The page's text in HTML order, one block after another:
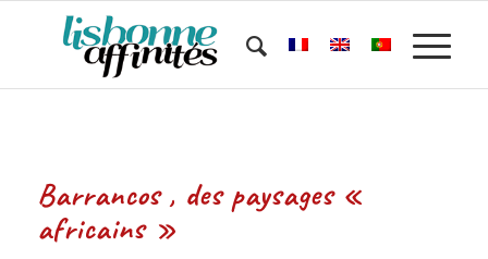
Barrancos , des paysages «
africains »